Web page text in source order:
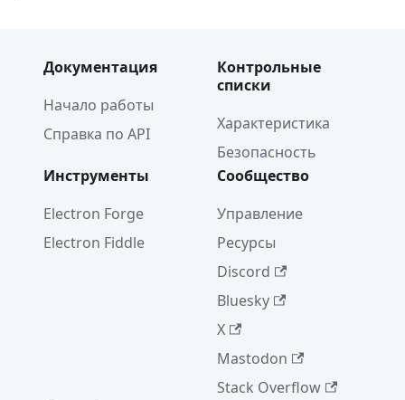
Документация
Начало работы
Справка по API
Контрольные
списки
Характеристика
Безопасность
Инструменты
Electron Forge
Electron Fiddle
Сообщество
Управление
Ресурсы
Discord
Bluesky
X
Mastodon
Stack Overflow